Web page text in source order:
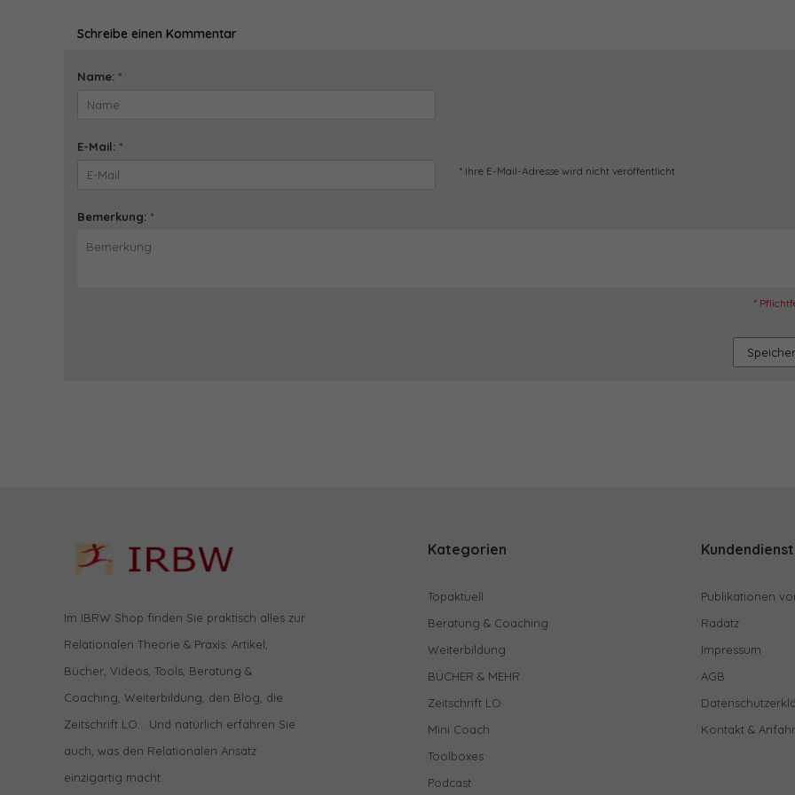
Schreibe einen Kommentar
Name: *
E-Mail: *
* Ihre E-Mail-Adresse wird nicht veröffentlicht.
Bemerkung: *
*
Im IBRW Shop finden Sie praktisch alles zur
Relationalen Theorie & Praxis: Artikel,
Bücher, Videos, Tools, Beratung &
Coaching, Weiterbildung, den Blog, die
Zeitschrift LO… Und natürlich erfahren Sie
auch, was den Relationalen Ansatz
einzigartig macht.
Kategorien
Topaktuell
Beratung & Coaching
Weiterbildung
BÜCHER & MEHR
Zeitschrift LO
Mini Coach
Toolboxes
Podcast
Kundendienst
Publikationen
Radatz
Impressum
AGB
Kontakt &